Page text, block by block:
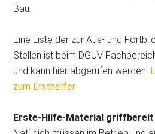
Bau.
Eine Liste der zur Aus- und
Stellen ist beim DGUV
und kann hier abgerufen werden:
zum Ersthelfer
Erste-Hilfe-Material griffbereit